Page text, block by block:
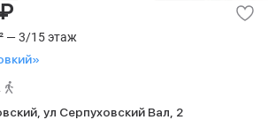
— 3/15 этаж
₽
ул Серпуховский Вал, 2